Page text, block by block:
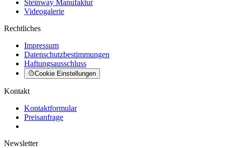
Steinway Manufaktur
Videogalerie
Rechtliches
Impressum
Datenschutzbestimmungen
Haftungsausschluss
Cookie Einstellungen
Kontakt
Kontaktformular
Preisanfrage
Newsletter